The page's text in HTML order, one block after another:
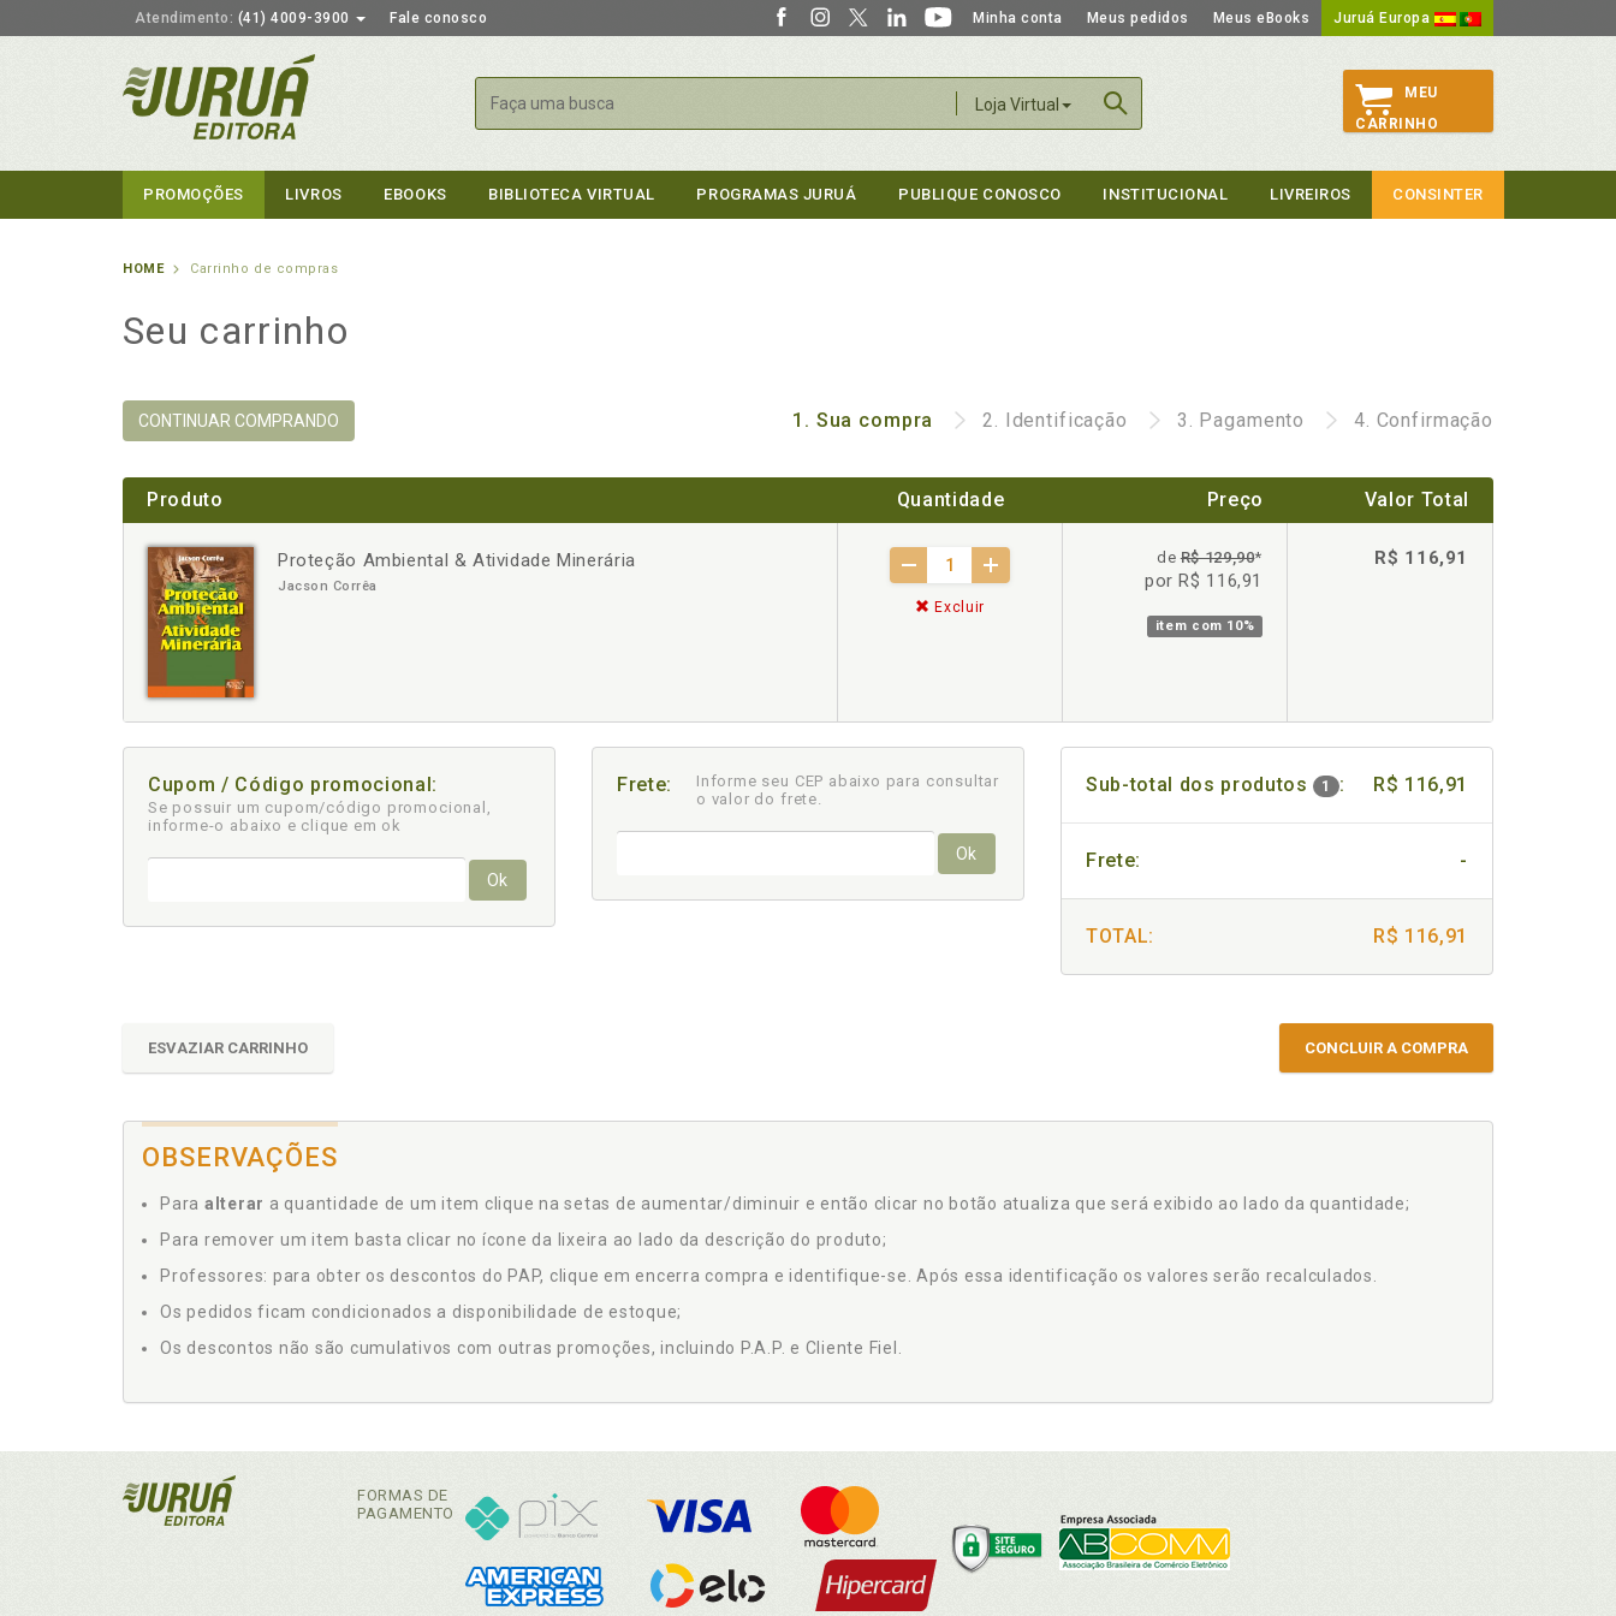
Atendimento: (41) 4009-3900 Fale conosco Minha conta Meus pedidos Meus eBooks Juruá Europa
Loja Virtual
Buscar
MEU
CARRINHO
PROMOÇÕES LIVROS EBOOKS BIBLIOTECA VIRTUAL PROGRAMAS JURUÁ PUBLIQUE CONOSCO INSTITUCIONAL LIVREIROS CONSINTER
HOME Carrinho de compras
Seu carrinho
CONTINUAR COMPRANDO 1. Sua compra 2. Identificação 3. Pagamento 4. Confirmação
Produto Quantidade Preço Valor Total
Proteção Ambiental & Atividade Minerária
Jacson Corrêa
- +
Excluir
deR$ 129,90*
por R$ 116,91
item com 10%
R$ 116,91
Cupom / Código promocional:
Se possuir um cupom/código promocional,
informe-o abaixo e clique em ok
Ok
Frete:
Informe seu CEP abaixo para consultar
o valor do frete.
Ok
Sub-total dos produtos 1 : R$ 116,91
Frete: -
TOTAL: R$ 116,91
ESVAZIAR CARRINHO CONCLUIR A COMPRA
OBSERVAÇÕES
Para alterar a quantidade de um item clique na setas de aumentar/diminuir e então clicar no botão atualiza que será exibido ao lado da quantidade;
Para remover um item basta clicar no ícone da lixeira ao lado da descrição do produto;
Professores: para obter os descontos do PAP, clique em encerra compra e identifique-se. Após essa identificação os valores serão recalculados.
Os pedidos ficam condicionados a disponibilidade de estoque;
Os descontos não são cumulativos com outras promoções, incluindo P.A.P. e Cliente Fiel.
FORMAS DE
PAGAMENTO